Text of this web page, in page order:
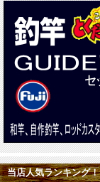
当店人気ランキング！